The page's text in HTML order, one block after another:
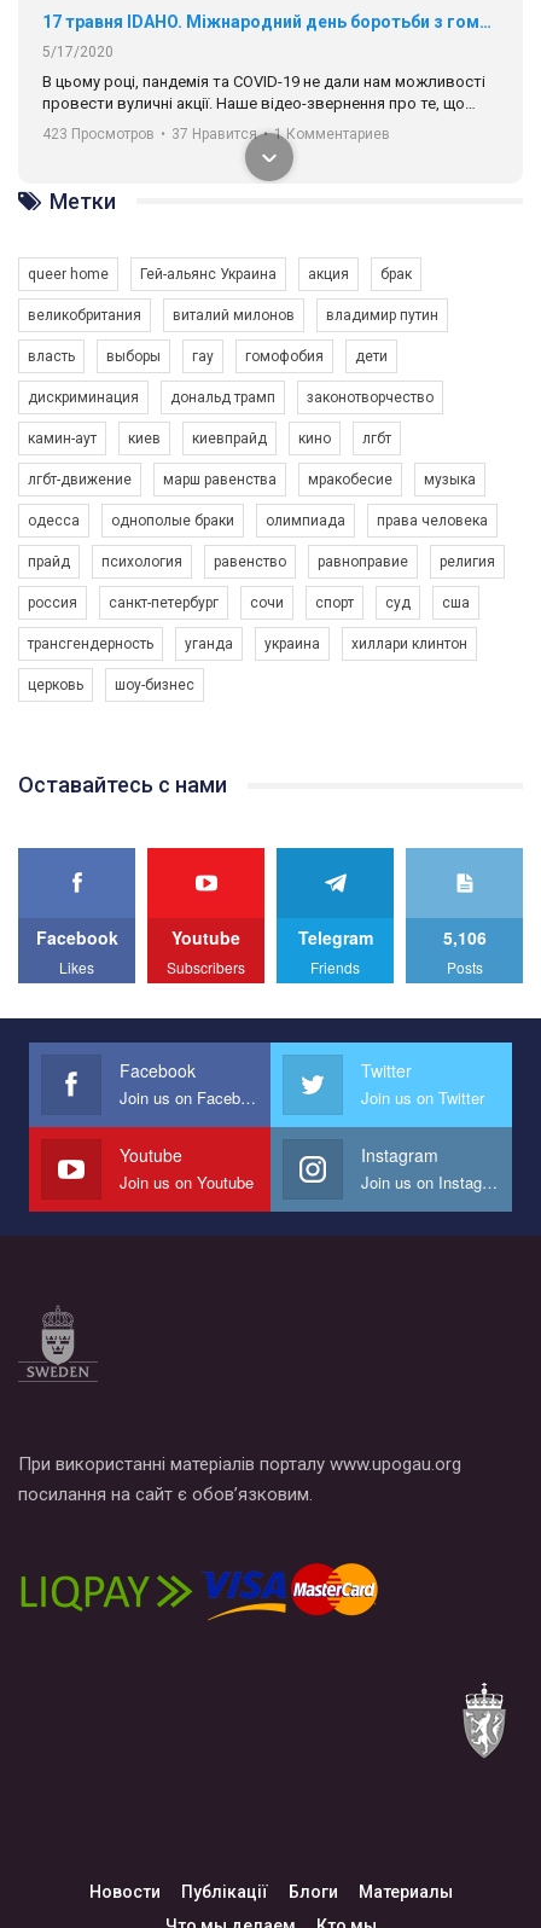
17 травня IDAHO. Міжнародний день боротьби з гомофобією трансфобією і біфобія.
5/17/2020
В цьому році, пандемія та COVІD-19 не дали нам можливості
провести вуличні акції. Наше відео-звернення про те, що
навіть коли ми у різних містах та не можемо зустрінеться, ми
разом. Ми закликаємо всіх хто поділяє цінності рівності та
солідарності, приєднатися до нас. Регіональні підрозділи
ГАУ є в 16 областях України.
Разом наш голос лунає гучніше!
423 Просмотров • 37 Нравится • 1 Комментариев
Зупинимо насильство проти ЛГБТ в Україні! Stop violence against LGBT in Ukraine!
6/30/2017
Емоційний та вражаючий промо-ролік на конкурс PACT, який
представляє програму "Гей-альянс Україна" з протидії
насильству проти ЛГБТ в Україні.
Ми просимо вашої підтримки, щоб реалізувати нашу
програму з боротьби з насильством проти ЛГБТ в Україні.
Якщо ти хочеш підтримати нас - просто натисни "лайк" під
best video, representing programme for the development of
We appeal to your support and ask to help us implement our plan
All you have to do is to press "Like" below the video.
Эмоционально сильный ролик от команды "Гей-альянс
представляющий программу развития организации.
Мы просим вас поддержать нас и помочь нам реализовать
наш план по борьбе с насилием и дискриминацией на почве
СОГИ в Украине.
Все, что вам нужно сделать - это зайти на наш канал YouTube
по этой ссылке и поставить лайк под видео.
1.9K Просмотров • 226 Нравится • 5 Комментариев
Метки
queer home Гей-альянс Украина акция брак
великобритания виталий милонов владимир путин
власть выборы гау гомофобия дети
дискриминация дональд трамп законотворчество
камин-аут киев киевпрайд кино лгбт
лгбт-движение марш равенства мракобесие музыка
одесса однополые браки олимпиада права человека
прайд психология равенство равноправие религия
россия санкт-петербург сочи спорт суд сша
трансгендерность уганда украина хиллари клинтон
церковь шоу-бизнес
Оставайтесь с нами
Facebook
Likes
Youtube
Subscribers
Telegram
Friends
5,106
Posts
Facebook
Join us on Facebook
Twitter
Join us on Twitter
Youtube
Join us on Youtube
Instagram
Join us on Instagram
При використанні матеріалів порталу www.upogau.org
посилання на сайт є обов’язковим.
Новости Публікації Блоги
Материалы